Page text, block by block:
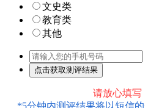
文史类
教育类
其他
请放心填写
*5分钟内测评结果将以短信